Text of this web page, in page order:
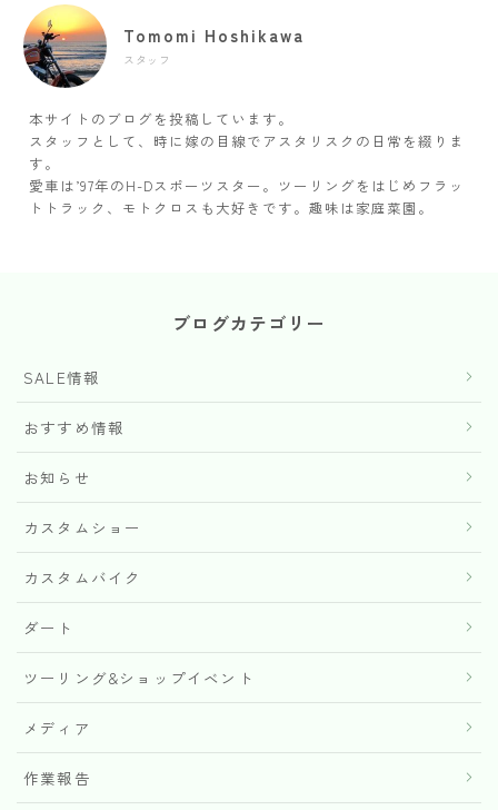
Tomomi Hoshikawa
スタッフ
本サイトのブログを投稿しています。
スタッフとして、時に嫁の目線でアスタリスクの日常を綴りま
す。
愛車は’97年のH-Dスポーツスター。ツーリングをはじめフラッ
トトラック、モトクロスも大好きです。趣味は家庭菜園。
ブログカテゴリー
SALE情報
おすすめ情報
お知らせ
カスタムショー
カスタムバイク
ダート
ツーリング&ショップイベント
メディア
作業報告